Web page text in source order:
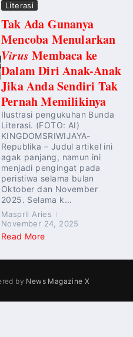
Literasi
Tak Ada Gunanya
Mencoba Menularkan
Virus Membaca ke
Dalam Diri Anak-Anak
Jika Anda Sendiri Tak
Pernah Memilikinya
Ilustrasi pengukuhan Bunda
Literasi. (FOTO: AI)
KINGDOMSRIWIJAYA-
Republika – Judul artikel ini
agak panjang, namun ini
menjadi pengingat pada
peristiwa selama bulan
Oktober dan November
2025. Selama k...
Maspril Aries
November 24, 2025
Read More
by News Magazine X